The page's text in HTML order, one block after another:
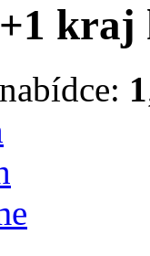
kraj
1